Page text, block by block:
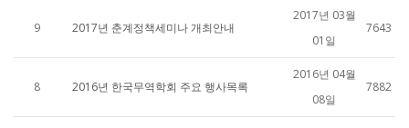
9 2017년 춘계정책세미나 개최안내
2017년 03월
01일
7643
8 2016년 한국무역학회 주요 행사목록
2016년 04월
08일
7882